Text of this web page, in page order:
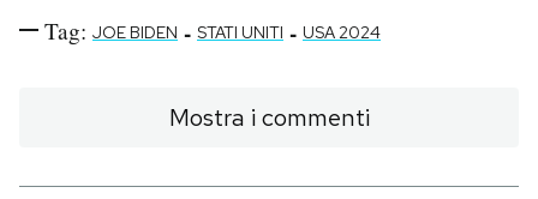
Tag: JOE BIDEN - STATI UNITI - USA 2024
Mostra i commenti